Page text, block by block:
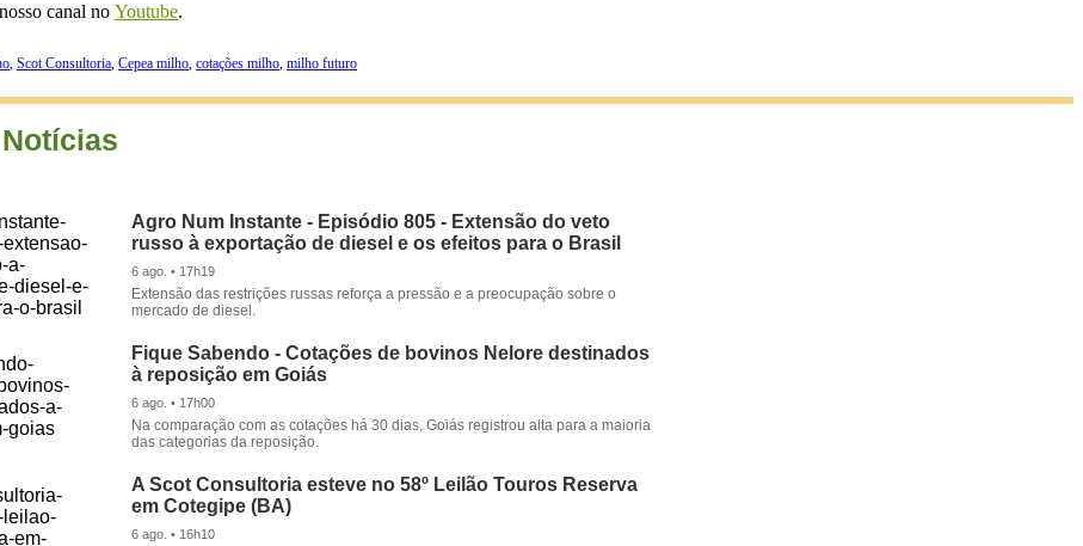
canal no Youtube.
, Scot Consultoria, Cepea milho, cotações milho, milho futuro
Agro Num Instante - Episódio 805 - Extensão do veto
russo à exportação de diesel e os efeitos para o Brasil
6 ago. • 17h19
Extensão das restrições russas reforça a pressão e a preocupação sobre o
mercado de diesel.
Fique Sabendo - Cotações de bovinos Nelore destinados
à reposição em Goiás
6 ago. • 17h00
Na comparação com as cotações há 30 dias, Goiás registrou alta para a maioria
das categorias da reposição.
A Scot Consultoria esteve no 58º Leilão Touros Reserva
em Cotegipe (BA)
6 ago. • 16h10